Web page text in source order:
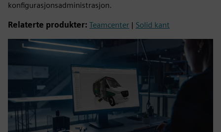
konfigurasjonsadministrasjon.
Relaterte produkter: Teamcenter | Solid kant